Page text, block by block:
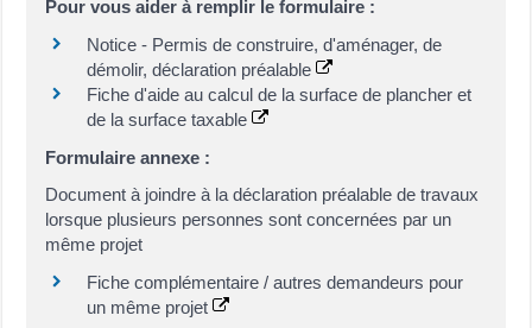
Pour vous aider à remplir le formulaire :
Notice - Permis de construire, d'aménager, de
démolir, déclaration préalable
Fiche d'aide au calcul de la surface de plancher et
de la surface taxable
Formulaire annexe :
Document à joindre à la déclaration préalable de travaux
lorsque plusieurs personnes sont concernées par un
même projet
Fiche complémentaire / autres demandeurs pour
un même projet